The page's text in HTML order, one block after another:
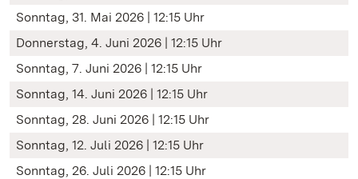
Sonntag, 31. Mai 2026 | 12:15 Uhr
Donnerstag, 4. Juni 2026 | 12:15 Uhr
Sonntag, 7. Juni 2026 | 12:15 Uhr
Sonntag, 14. Juni 2026 | 12:15 Uhr
Sonntag, 28. Juni 2026 | 12:15 Uhr
Sonntag, 12. Juli 2026 | 12:15 Uhr
Sonntag, 26. Juli 2026 | 12:15 Uhr